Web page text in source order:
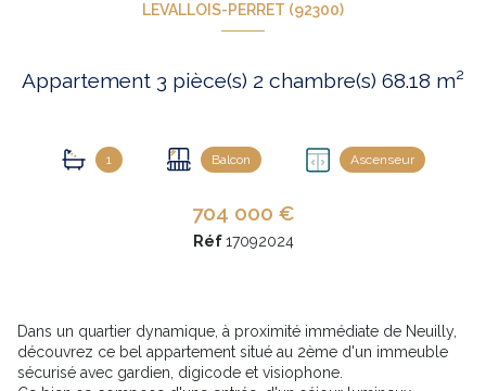
LEVALLOIS-PERRET (92300)
Appartement 3 pièce(s) 2 chambre(s) 68.18 m²
1 Balcon Ascenseur
704 000 €
Réf17092024
Dans un quartier dynamique, à proximité immédiate de Neuilly,
découvrez ce bel appartement situé au 2ème d'un immeuble
sécurisé avec gardien, digicode et visiophone.